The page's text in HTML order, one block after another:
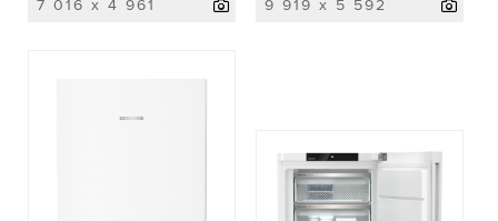
7 016 x 4 961 9 919 x 5 592